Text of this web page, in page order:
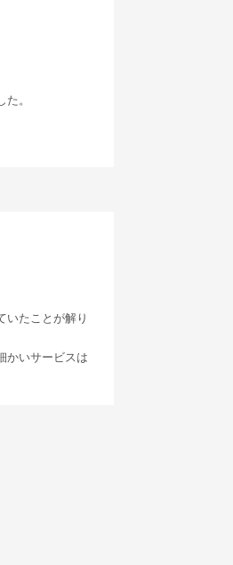
。
いたことが解り
かいサービスは